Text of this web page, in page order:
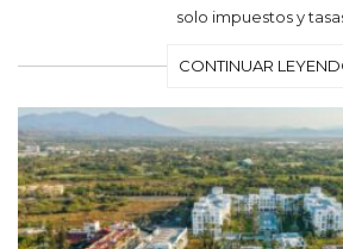
solo impuestos y
CONTINUAR